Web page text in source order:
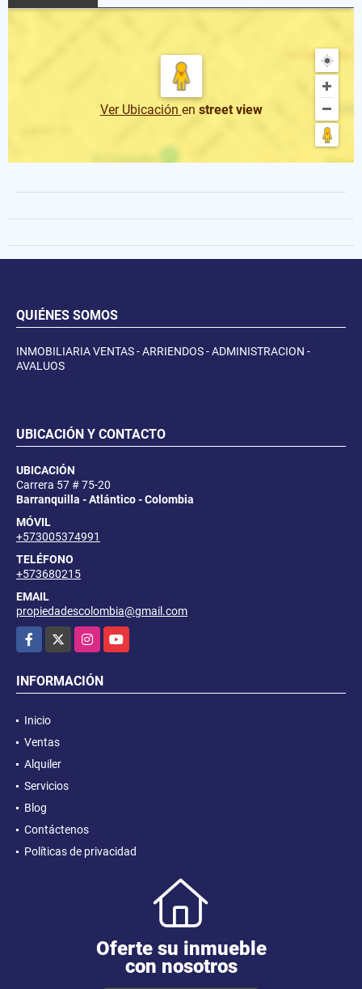
Ver Ubicación en street view
QUIÉNES SOMOS
INMOBILIARIA VENTAS - ARRIENDOS - ADMINISTRACION -
AVALUOS
UBICACIÓN Y CONTACTO
UBICACIÓN
Carrera 57 # 75-20
Barranquilla - Atlántico - Colombia
MÓVIL
+573005374991
TELÉFONO
+573680215
EMAIL
propiedadescolombia@gmail.com
Facebook
InstagramYouTube
INFORMACIÓN
Inicio
Ventas
Alquiler
Servicios
Blog
Contáctenos
Políticas de privacidad
Oferte su inmueble
con nosotros